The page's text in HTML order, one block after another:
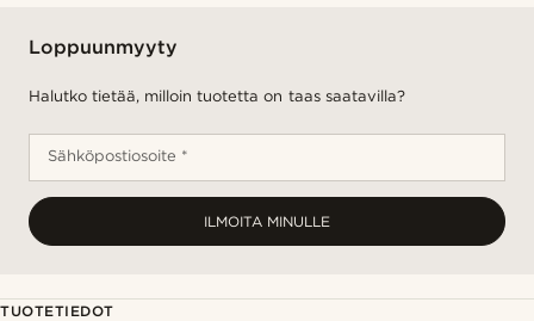
Loppuunmyyty
Halutko tietää, milloin tuotetta on taas saatavilla?
Sähköpostiosoite *
ILMOITA MINULLE
TUOTETIEDOT